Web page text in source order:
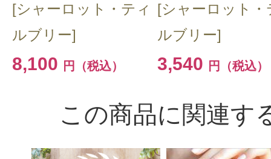
[シャーロット・ティ
ルブリー]
8,100 円（税込）
[シャーロット・
ルブリー]
3,540 円（税込）
この商品に関連す